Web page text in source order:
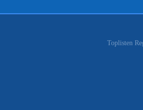
Toplisten